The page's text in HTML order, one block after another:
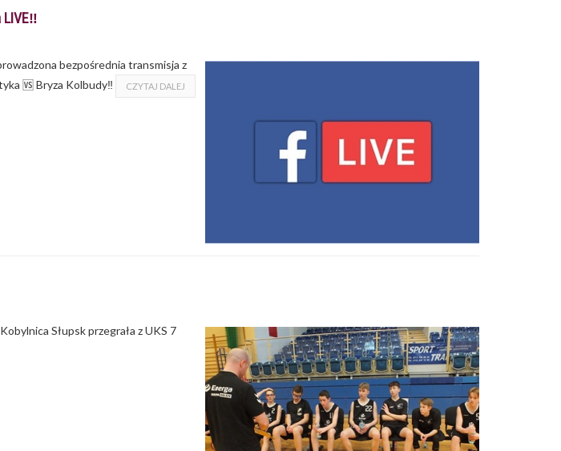
bezpośrednia transmisja z
🆚 Bryza Kolbudy‼
CZYTAJ DALEJ
Słupsk przegrała z UKS 7